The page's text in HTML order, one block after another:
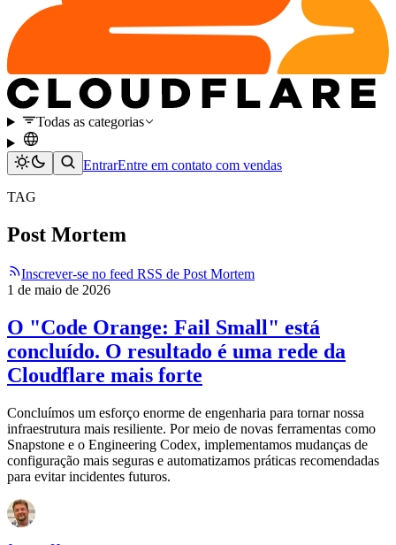
Todas as categorias
EntrarEntre em contato com vendas
TAG
Post Mortem
Inscrever-se no feed RSS de Post Mortem
1 de maio de 2026
O "Code Orange: Fail Small" está
concluído. O resultado é uma rede da
Cloudflare mais forte
Concluímos um esforço enorme de engenharia para tornar nossa
infraestrutura mais resiliente. Por meio de novas ferramentas como
Snapstone e o Engineering Codex, implementamos mudanças de
configuração mais seguras e automatizamos práticas recomendadas
para evitar incidentes futuros.